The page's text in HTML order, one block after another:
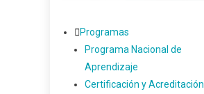
Programas
Programa Nacional de
Aprendizaje
Certificación y Acreditación